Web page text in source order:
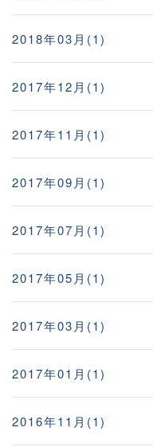
2018年03月(1)
2017年12月(1)
2017年11月(1)
2017年09月(1)
2017年07月(1)
2017年05月(1)
2017年03月(1)
2017年01月(1)
2016年11月(1)